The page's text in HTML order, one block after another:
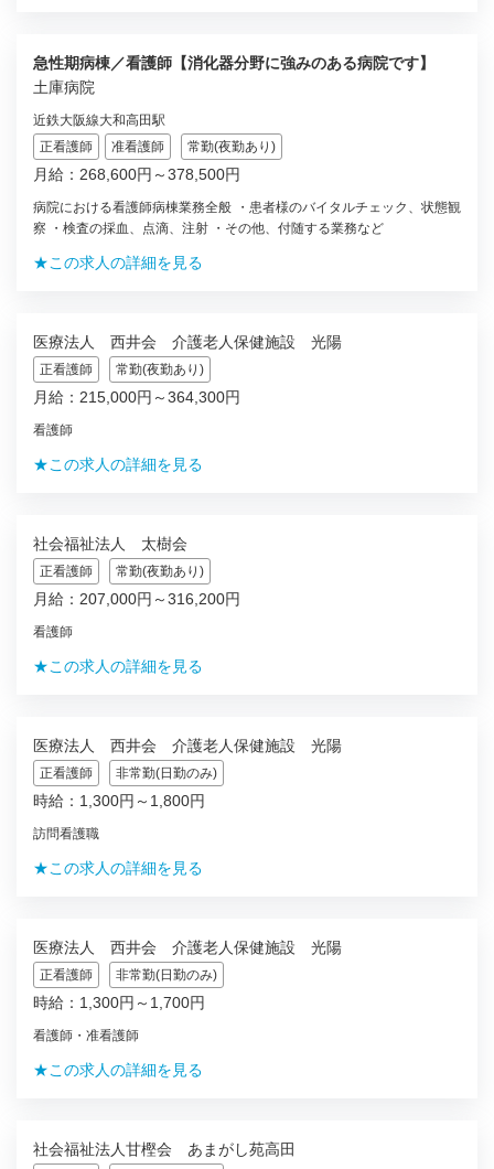
急性期病棟／看護師【消化器分野に強みのある病院です】
土庫病院
近鉄大阪線大和高田駅
正看護師
准看護師 常勤(夜勤あり)
月給：268,600円～378,500円
病院における看護師病棟業務全般 ・患者様のバイタルチェック、状態観
察 ・検査の採血、点滴、注射 ・その他、付随する業務など
★この求人の詳細を見る
医療法人 西井会 介護老人保健施設 光陽
正看護師 常勤(夜勤あり)
月給：215,000円～364,300円
看護師
★この求人の詳細を見る
社会福祉法人 太樹会
正看護師 常勤(夜勤あり)
月給：207,000円～316,200円
看護師
★この求人の詳細を見る
医療法人 西井会 介護老人保健施設 光陽
正看護師 非常勤(日勤のみ)
時給：1,300円～1,800円
訪問看護職
★この求人の詳細を見る
医療法人 西井会 介護老人保健施設 光陽
正看護師 非常勤(日勤のみ)
時給：1,300円～1,700円
看護師・准看護師
★この求人の詳細を見る
社会福祉法人甘樫会 あまがし苑高田